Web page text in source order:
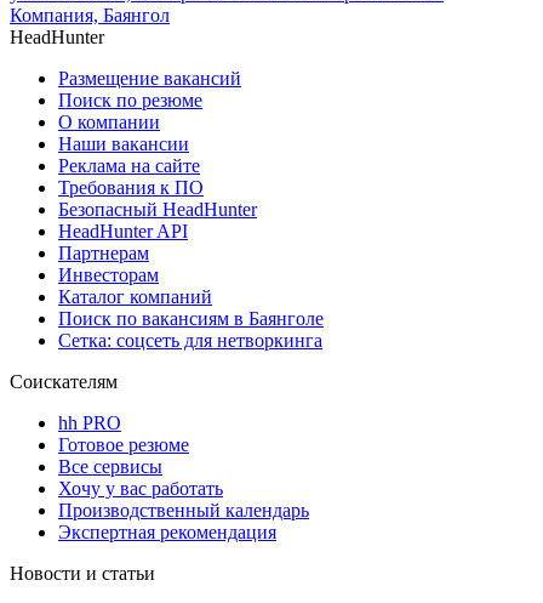
Компания, Баянгол
HeadHunter
Размещение вакансий
Поиск по резюме
О компании
Наши вакансии
Реклама на сайте
Требования к ПО
Безопасный HeadHunter
HeadHunter API
Партнерам
Инвесторам
Каталог компаний
Поиск по вакансиям в Баянголе
Сетка: соцсеть для нетворкинга
Соискателям
hh PRO
Готовое резюме
Все сервисы
Хочу у вас работать
Производственный календарь
Экспертная рекомендация
Новости и статьи